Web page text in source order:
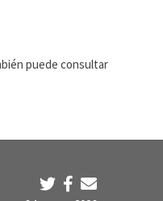
puede consultar